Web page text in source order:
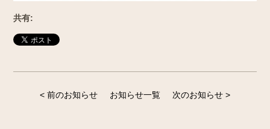
共有:
< 前のお知らせ お知らせ一覧 次のお知らせ >